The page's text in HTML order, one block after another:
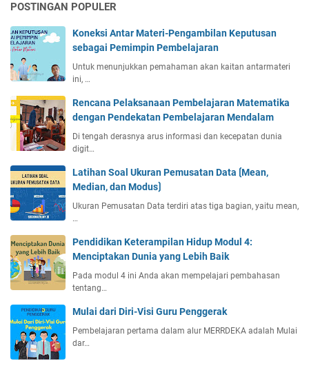
POSTINGAN POPULER
Koneksi Antar Materi-Pengambilan Keputusan
sebagai Pemimpin Pembelajaran
Untuk menunjukkan pemahaman akan kaitan antarmateri
ini, …
Rencana Pelaksanaan Pembelajaran Matematika
dengan Pendekatan Pembelajaran Mendalam
Di tengah derasnya arus informasi dan kecepatan dunia
digit…
Latihan Soal Ukuran Pemusatan Data ⟮Mean,
Median, dan Modus⟯
Ukuran Pemusatan Data terdiri atas tiga bagian, yaitu mean,
…
Pendidikan Keterampilan Hidup Modul 4:
Menciptakan Dunia yang Lebih Baik
Pada modul 4 ini Anda akan mempelajari pembahasan
tentang…
Mulai dari Diri-Visi Guru Penggerak
Pembelajaran pertama dalam alur MERRDEKA adalah Mulai
dar…